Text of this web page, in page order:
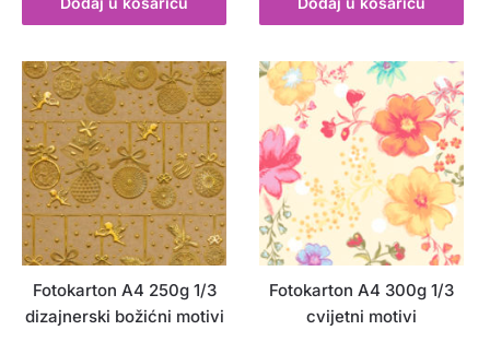
Fotokarton A4 250g 1/3
dizajnerski božićni motivi
Fotokarton A4 300g 1/3
cvijetni motivi